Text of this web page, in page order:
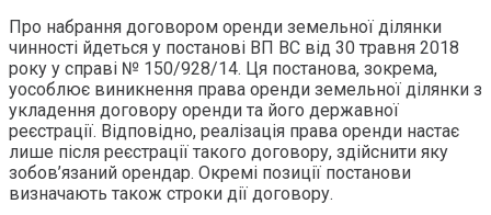
Про набрання договором оренди земельної ділянки
чинності йдеться у постанові ВП ВС від 30 травня 2018
року у справі № 150/928/14. Ця постанова, зокрема,
уособлює виникнення права оренди земельної ділянки з
укладення договору оренди та його державної
реєстрації. Відповідно, реалізація права оренди настає
лише після реєстрації такого договору, здійснити яку
зобов’язаний орендар. Окремі позиції постанови
визначають також строки дії договору.